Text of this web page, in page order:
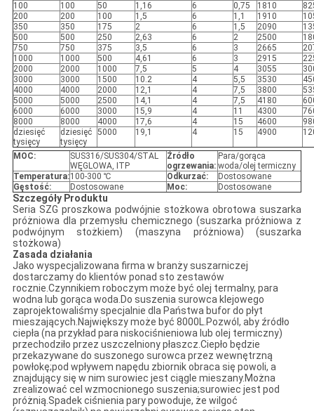
100 100 50 1,16 6 0,75 1810
200
200 100 1,5 6 1,1 1910
350
350 175 2 6 1,5 2090
500
500 250 2,63 6 2 2500
750
750 375 3,5 6 3 2665
1000
1000 500 4,61 6 3 2915
2000
2000 1000 7,5 5 4 3055
3000
3000 1500 10.2 4 5,5 3530
4000
4000 2000 12,1 4 7,5 3800
5000
5000 2500 14,1 4 7,5 4180
6000
6000 3000 15,9 4 11 4300
8000
8000 4000 17,6 4 15 4600
dziesięć
tysięcy
dziesięć
tysięcy
5000 19,1 4 15 4900
MOC:
SUS316/SUS304/STAL
WĘGLOWA, ITP
Źródło
ogrzewania:
Para/gorąca
woda/olej termiczny
Temperatura:100-300 ℃ Odkurzać:
Dostosowane
Gęstość: Dostosowane Moc: Dostosowane
Szczegóły Produktu
Seria SZG proszkowa podwójnie stożkowa obrotowa suszarka
próżniowa dla przemysłu chemicznego (suszarka próżniowa z
podwójnym stożkiem) (maszyna próżniowa) (suszarka
stożkowa)
Zasada działania
Jako wyspecjalizowana firma w branży suszarniczej
dostarczamy do klientów ponad sto zestawów
rocznie.Czynnikiem roboczym może być olej termalny, para
wodna lub gorąca woda.Do suszenia surowca klejowego
zaprojektowaliśmy specjalnie dla Państwa bufor do płyt
mieszających.Największy może być 8000L.Pozwól, aby źródło
ciepła (na przykład para niskociśnieniowa lub olej termiczny)
przechodziło przez uszczelniony płaszcz.Ciepło będzie
przekazywane do suszonego surowca przez wewnętrzną
powłokę;pod wpływem napędu zbiornik obraca się powoli, a
znajdujący się w nim surowiec jest ciągle mieszany.Można
zrealizować cel wzmocnionego suszenia;surowiec jest pod
próżnią.Spadek ciśnienia pary powoduje, że wilgoć